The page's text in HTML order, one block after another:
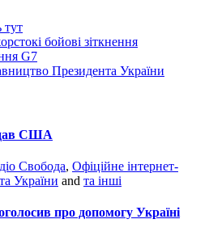
тут
бойові зіткнення
G7
Президента України
США
Свобода, Офіційне інтернет-
України and та інші
про допомогу Україні